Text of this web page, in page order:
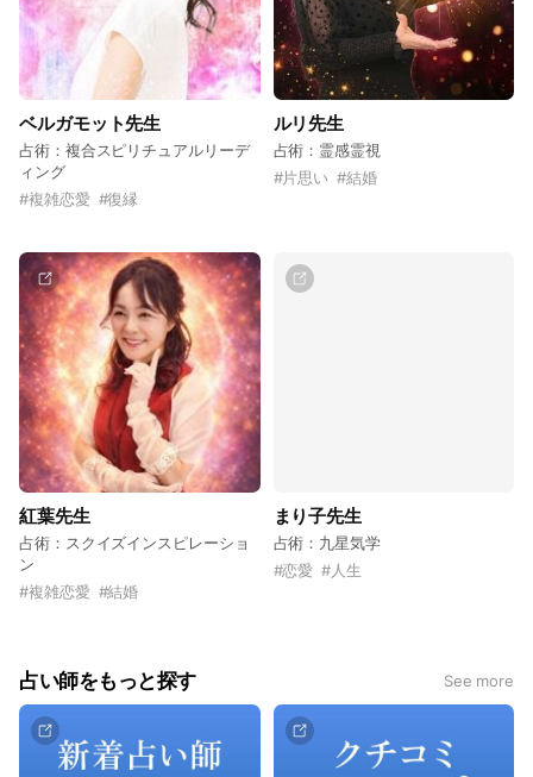
ベルガモット先生
占術：複合スピリチュアルリーデ
ィング
#複雑恋愛 #復縁
ルリ先生
占術：霊感霊視
#片思い #結婚
紅葉先生
占術：スクイズインスピレーショ
ン
#複雑恋愛 #結婚
まり子先生
占術：九星気学
#恋愛 #人生
占い師をもっと探す See more